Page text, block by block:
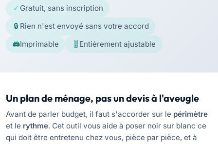
Gratuit, sans inscription
Rien n'est envoyé sans votre accord
Imprimable
Entièrement ajustable
Un plan de ménage, pas un devis à l'aveugle
Avant de parler budget, il faut s'accorder sur le périmètre
et le rythme. Cet outil vous aide à poser noir sur blanc ce
qui doit être entretenu chez vous, pièce par pièce, et à